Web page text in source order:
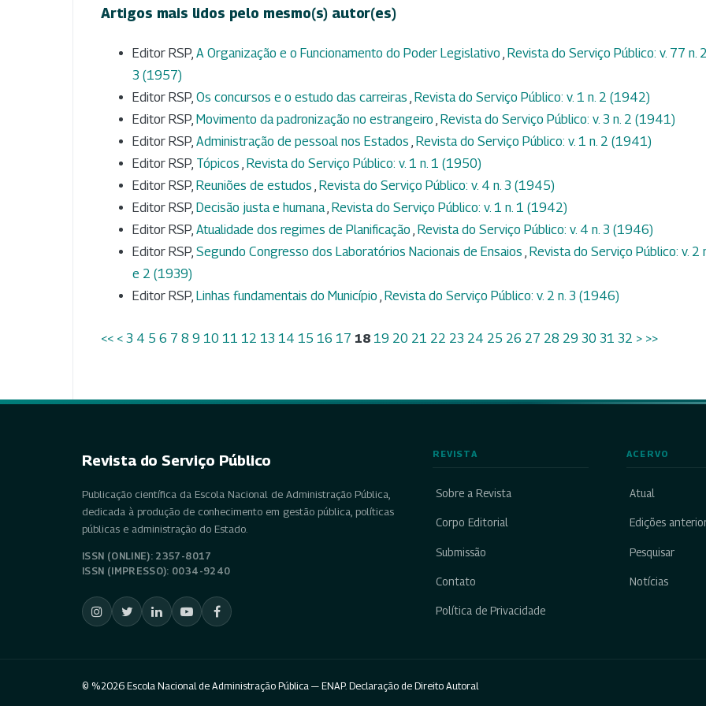
Artigos mais lidos pelo mesmo(s) autor(es)
Editor RSP, A Organização e o Funcionamento do Poder Legislativo , Revista do Serviço Público: v. 77 n.
3 (1957)
Editor RSP, Os concursos e o estudo das carreiras , Revista do Serviço Público: v. 1 n. 2 (1942)
Editor RSP, Movimento da padronização no estrangeiro , Revista do Serviço Público: v. 3 n. 2 (1941)
Editor RSP, Administração de pessoal nos Estados , Revista do Serviço Público: v. 1 n. 2 (1941)
Editor RSP, Tópicos , Revista do Serviço Público: v. 1 n. 1 (1950)
Editor RSP, Reuniões de estudos , Revista do Serviço Público: v. 4 n. 3 (1945)
Editor RSP, Decisão justa e humana, Revista do Serviço Público: v. 1 n. 1 (1942)
Editor RSP, Atualidade dos regimes de Planificação , Revista do Serviço Público: v. 4 n. 3 (1946)
Editor RSP, Segundo Congresso dos Laboratórios Nacionais de Ensaios , Revista do Serviço Público: v. 2
e 2 (1939)
Editor RSP, Linhas fundamentais do Município , Revista do Serviço Público: v. 2 n. 3 (1946)
<< < 3 4 5 6 7 8 9 10 11 12 13 14 15 16 17 18 19 20 21 22 23 24 25 26 27 28 29 30 31 32 > >>
Revista do Serviço Público
Publicação científica da Escola Nacional de Administração Pública,
dedicada à produção de conhecimento em gestão pública, políticas
públicas e administração do Estado.
ISSN (ONLINE): 2357-8017
ISSN (IMPRESSO): 0034-9240
REVISTA
Sobre a Revista
Corpo Editorial
Submissão
Contato
Política de Privacidade
ACERVO
Atual
Edições
Pesquisar
Notícias
© %2026 Escola Nacional de Administração Pública — ENAP. Declaração de Direito Autoral